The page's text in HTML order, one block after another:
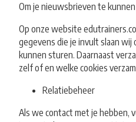
Om je nieuwsbrieven te
Op onze website
gegevens die je invult slaan
kunnen sturen. Daarnaast
zelf of en welke cookies
Relatiebeheer
Als we contact met je hebben,